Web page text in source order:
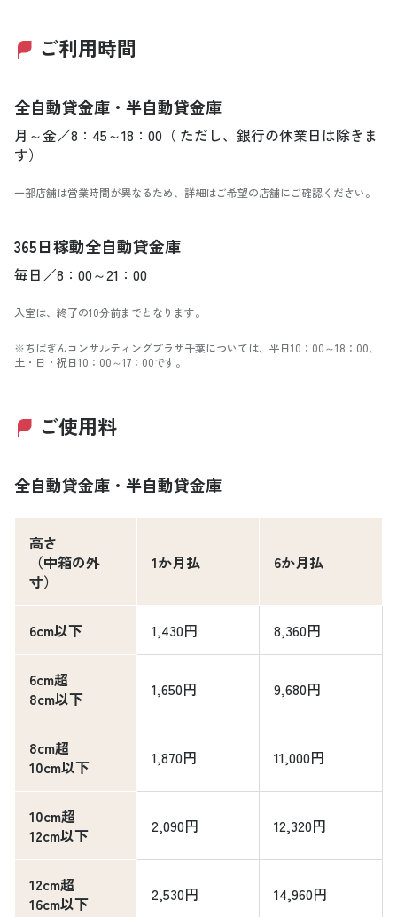
ご利用時間
全自動貸金庫・半自動貸金庫
月～金／8：45～18：00（ ただし、銀行の休業日は除きま
す）
一部店舗は営業時間が異なるため、詳細はご希望の店舗にご確認ください。
365日稼動全自動貸金庫
毎日／8：00～21：00
入室は、終了の10分前までとなります。
※ちばぎんコンサルティングプラザ千葉については、平日10：00～18：00、
土・日・祝日10：00～17：00です。
ご使用料
全自動貸金庫・半自動貸金庫
高さ
（中箱の外
寸）
1か月払 6か月払
6cm以下 1,430円 8,360円
6cm超
8cm以下
1,650円 9,680円
8cm超
10cm以下
1,870円 11,000円
10cm超
12cm以下
2,090円 12,320円
12cm超
16cm以下
2,530円 14,960円